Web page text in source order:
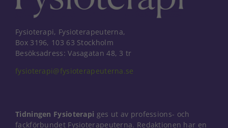
Fysioterapi, Fysioterapeuterna,
Box 3196, 103 63 Stockholm
Besöksadress: Vasagatan 48, 3 tr
fysioterapi@fysioterapeuterna.se
Tidningen Fysioterapi ges ut av professions- och
fackförbundet Fysioterapeuterna. Redaktionen har en